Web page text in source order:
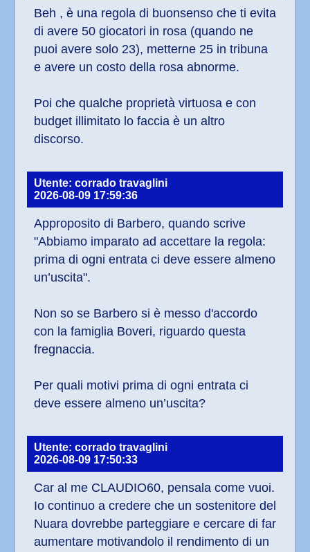
Beh , è una regola di buonsenso che ti evita
di avere 50 giocatori in rosa (quando ne
puoi avere solo 23), metterne 25 in tribuna
e avere un costo della rosa abnorme.
Poi che qualche proprietà virtuosa e con
budget illimitato lo faccia è un altro
discorso.
Utente: corrado travaglini
2026-08-09 17:59:36
Approposito di Barbero, quando scrive
"Abbiamo imparato ad accettare la regola:
prima di ogni entrata ci deve essere almeno
un’uscita".
Non so se Barbero si è messo d'accordo
con la famiglia Boveri, riguardo questa
fregnaccia.
Per quali motivi prima di ogni entrata ci
deve essere almeno un’uscita?
Utente: corrado travaglini
2026-08-09 17:50:33
Car al me CLAUDIO60, pensala come vuoi.
Io continuo a credere che un sostenitore del
Nuara dovrebbe parteggiare e cercare di far
aumentare motivandolo il rendimento di un